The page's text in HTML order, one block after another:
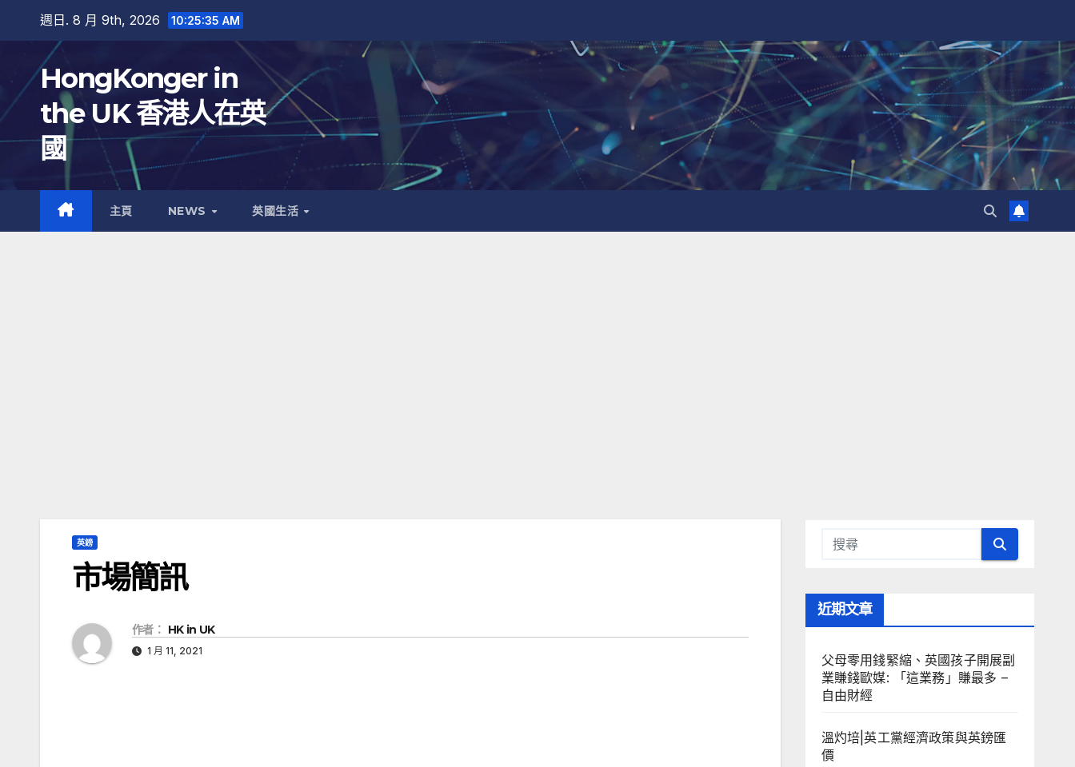
週日. 8 月 9th, 2026 10:25:36 AM
HongKonger in
the UK 香港人在英
國
主頁 NEWS 英國生活
英鎊
市場簡訊
作者： HK in UK
1 月 11, 2021
近期文章
父母零用錢緊縮、英國孩子開展副
業賺錢歐媒: 「這業務」賺最多 –
自由財經
溫灼培|英工黨經濟政策與英鎊匯
價